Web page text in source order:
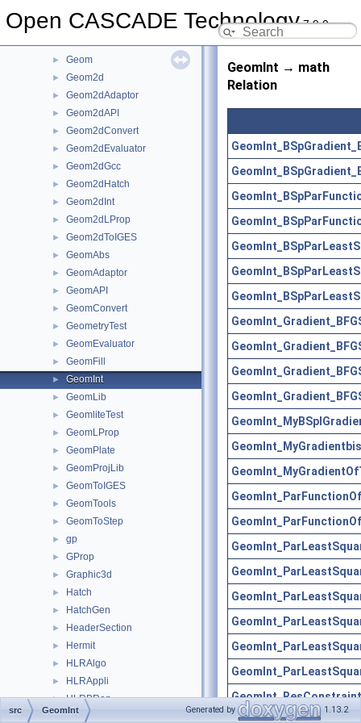
Open CASCADE Technology7.9.0
GCE2d
► Geom
► Geom2d
► Geom2dAdaptor
► Geom2dAPI
► Geom2dConvert
► Geom2dEvaluator
► Geom2dGcc
► Geom2dHatch
► Geom2dInt
► Geom2dLProp
► Geom2dToIGES
► GeomAbs
► GeomAdaptor
► GeomAPI
► GeomConvert
► GeometryTest
► GeomEvaluator
► GeomFill
► GeomInt
► GeomLib
► GeomliteTest
► GeomLProp
► GeomPlate
► GeomProjLib
► GeomToIGES
► GeomTools
► GeomToStep
► gp
► GProp
► Graphic3d
► Hatch
► HatchGen
► HeaderSection
► Hermit
► HLRAlgo
► HLRAppli
► HLRBRep
► HLRTest
GeomInt → math
Relation
src GeomInt Generated by 1.13.2